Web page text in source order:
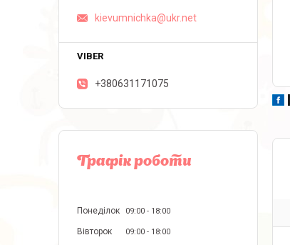
kievumnichka@ukr.net
+380631171075
Графік роботи
Понеділок 09:00 18:00
Вівторок 09:00 18:00